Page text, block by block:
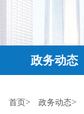
政务动态
首页> 政务动态>